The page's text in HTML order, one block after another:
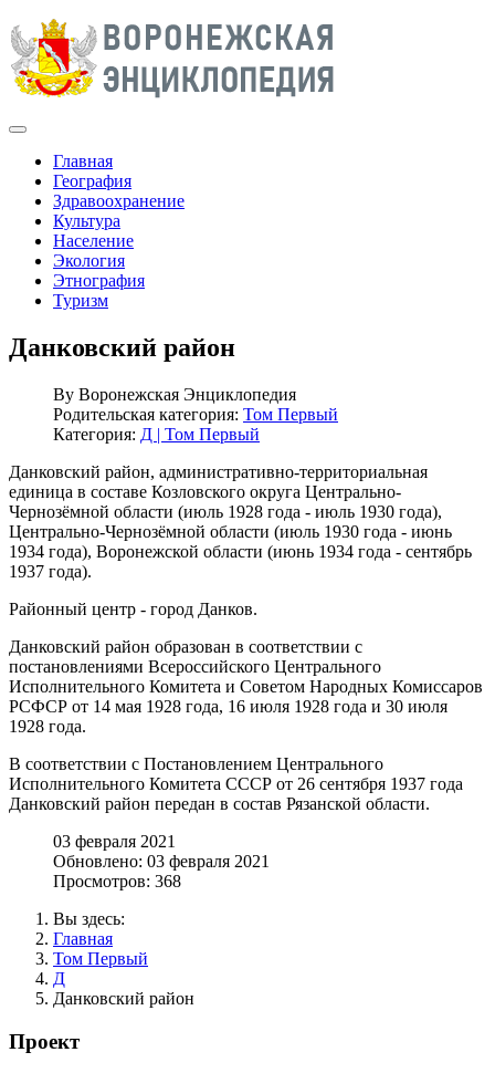
Главная
География
Здравоохранение
Культура
Население
Экология
Этнография
Туризм
Данковский район
By Воронежская Энциклопедия
Родительская категория: Том Первый
Категория: Д | Том Первый
Данковский район, административно-территориальная
единица в составе Козловского округа Центрально-
Чернозёмной области (июль 1928 года - июль 1930 года),
Центрально-Чернозёмной области (июль 1930 года - июнь
1934 года), Воронежской области (июнь 1934 года - сентябрь
1937 года).
Районный центр - город Данков.
Данковский район образован в соответствии с
постановлениями Всероссийского Центрального
Исполнительного Комитета и Советом Народных Комиссаров
РСФСР от 14 мая 1928 года, 16 июля 1928 года и 30 июля
1928 года.
В соответствии с Постановлением Центрального
Исполнительного Комитета СССР от 26 сентября 1937 года
Данковский район передан в состав Рязанской области.
03 февраля 2021
Обновлено: 03 февраля 2021
Просмотров: 368
Вы здесь:
Главная
Том Первый
Д
Данковский район
Проект